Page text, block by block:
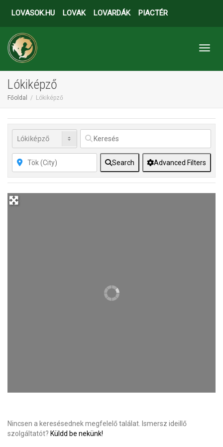
LOVASOK.HU LOVAK LOVARDÁK PIACTÉR
Lókiképző
Főoldal Lókiképző
Search Advanced Filters
Nincsen a keresésednek megfelelő találat. Ismersz ideillő
szolgáltatót? Küldd be nekünk!